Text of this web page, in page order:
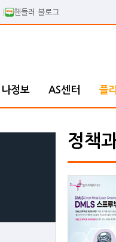
핸들러 블로그
정보 AS센터 플
정책